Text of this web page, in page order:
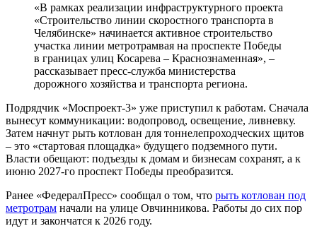
«В рамках реализации инфраструктурного проекта
«Строительство линии скоростного транспорта в
Челябинске» начинается активное строительство
участка линии метротрамвая на проспекте Победы
в границах улиц Косарева – Краснознаменная», –
рассказывает пресс-служба министерства
дорожного хозяйства и транспорта региона.
Подрядчик «Моспроект-3» уже приступил к работам. Сначала
вынесут коммуникации: водопровод, освещение, ливневку.
Затем начнут рыть котлован для тоннелепроходческих щитов
– это «стартовая площадка» будущего подземного пути.
Власти обещают: подъезды к домам и бизнесам сохранят, а к
июню 2027-го проспект Победы преобразится.
Ранее «ФедералПресс» сообщал о том, что рыть котлован под
метротрам начали на улице Овчинникова. Работы до сих пор
идут и закончатся к 2026 году.